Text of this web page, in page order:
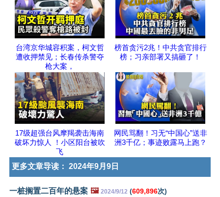
台湾京华城容积案，柯文哲
遭收押禁见；长春传杀警夺
枪大案，
榜首贪污2兆！中共贪官排行
榜；习亲部署又搞砸了！
17级超强台风摩羯袭击海南
破坏力惊人 ！小区阳台被吹
飞
网民骂翻！习无“中国心”送非
洲3千亿；事迹败露马上跑？
更多文章导读： 2024年9月9日
一桩搁置二百年的悬案 🖼️ 2024/9/12 (609,896次)